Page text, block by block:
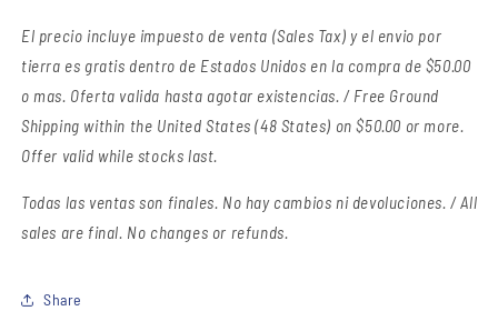
El precio incluye impuesto de venta (Sales Tax) y el envio por
tierra es gratis dentro de Estados Unidos en la compra de $50.00
o mas. Oferta valida hasta agotar existencias. / Free Ground
Shipping within the United States (48 States) on $50.00 or more.
Offer valid while stocks last.
Todas las ventas son finales. No hay cambios ni devoluciones. / All
sales are final. No changes or refunds.
Share